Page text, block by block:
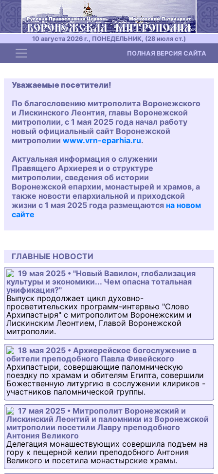
10 августа 2026 г., ПОНЕДЕЛЬНИК, (28 июля ст.)
Toggle navigation ПОЛНАЯ ВЕРСИЯ САЙТА
Уважаемые посетители!
По благословению митрополита Воронежского
и Лискинского Леонтия, главы Воронежской
митрополии, с 1 мая 2025 года начал работу
новый официальный сайт Воронежской
митрополии www.vrn-eparhia.ru.
Актуальная информация о служении
Правящего Архиерея и о структуре
митрополии, сведения об истории
Воронежской епархии, монастырей и храмов, а
также новости епархиальной и приходской
жизни с 1 мая 2025 года размещаются на новом
сайте
ГЛАВНЫЕ НОВОСТИ
19 мая 2025 • "Новый Вавилон, глобализация
культуры и экономики... Чем опасна тотальная
унификация?"
Выпуск продолжает цикл духовно-
просветительских программ-интервью "Слово
Архипастыря" с митрополитом Воронежским и
Лискинским Леонтием, Главой Воронежской
митрополии.
18 мая 2025 • Архиерейское богослужение в
обители преподобного Павла Фивейского
Архипастыри, совершающие паломническую
поездку по храмам и обителям Египта, совершили
Божественную литургию в сослужении клириков -
участников паломнической группы.
17 мая 2025 • Митрополит Воронежский и
Лискинский Леонтий и паломники из Воронежской
митрополии посетили Лавру преподобного
Антония Великого
Делегация монашествующих совершила подъем на
гору к пещерной келии преподобного Антония
Великого и посетила монастырские храмы.